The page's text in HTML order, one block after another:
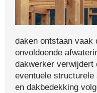
daken ontstaan vaak
onvoldoende
dakwerker verwijdert
eventuele
en dakbedekking